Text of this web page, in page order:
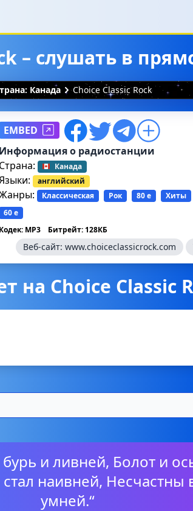
– слушать в
Канада Choice Classic Rock
EMBED
Информация о радиостанции
Страна:
Канада
английский
Классическая Рок 80 е Хиты
60 е
Кодек: MP3
Битрейт: 128КБ
Веб-сайт: www.choiceclassicrock.com
на Choice Classic
бурь и ливней, Болот и
наивней, Несчастны
умней.“